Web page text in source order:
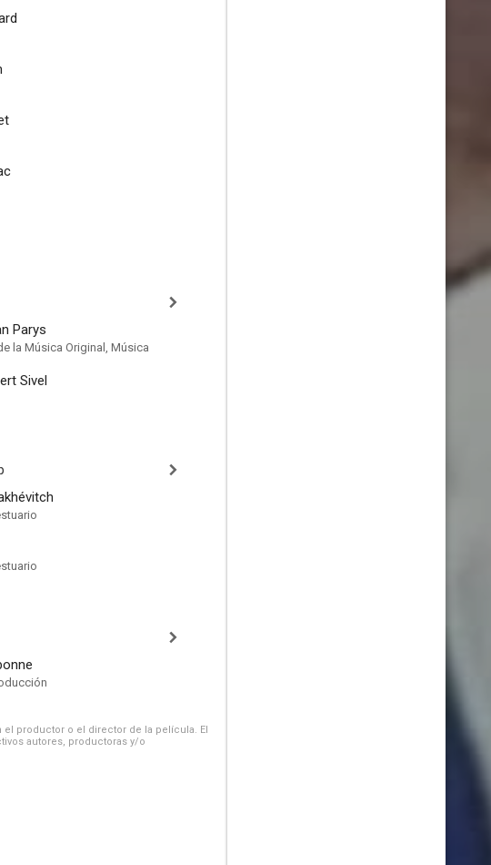
Parys
la Música Original, Música
Sivel
productor o el director de la película. El
autores, productoras y/o